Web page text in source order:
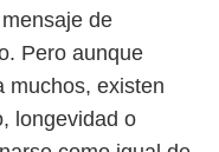
de
Pero aunque
existen
longevidad o